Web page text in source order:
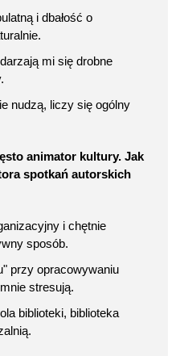
i dbałość o
mi się drobne
nudzą, liczy się ogólny
animator kultury. Jak
spotkań autorskich
i chętnie
sposób.
przy opracowywaniu
stresują.
biblioteki, biblioteka